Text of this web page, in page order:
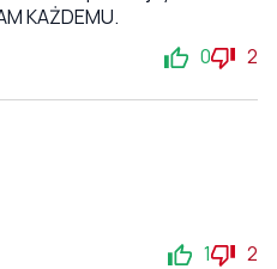
KAŻDEMU.
0 2
1 2